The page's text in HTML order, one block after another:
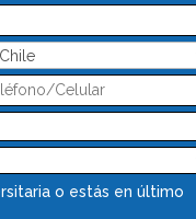
o estás en último